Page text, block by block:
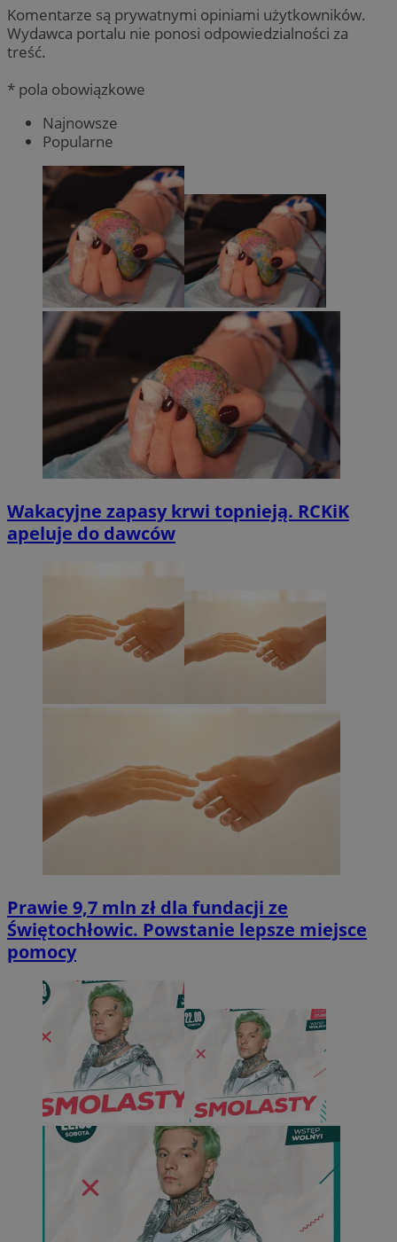
Komentarze są prywatnymi opiniami użytkowników.
Wydawca portalu nie ponosi odpowiedzialności za
treść.
* pola obowiązkowe
Najnowsze
Popularne
Wakacyjne zapasy krwi topnieją. RCKiK
apeluje do dawców
Prawie 9,7 mln zł dla fundacji ze
Świętochłowic. Powstanie lepsze miejsce
pomocy